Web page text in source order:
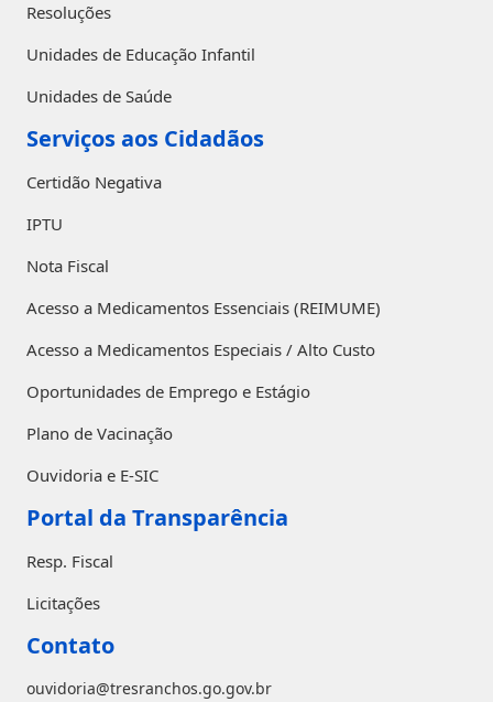
Resoluções
Unidades de Educação Infantil
Unidades de Saúde
Serviços aos Cidadãos
Certidão Negativa
IPTU
Nota Fiscal
Acesso a Medicamentos Essenciais (REIMUME)
Acesso a Medicamentos Especiais / Alto Custo
Oportunidades de Emprego e Estágio
Plano de Vacinação
Ouvidoria e E-SIC
Portal da Transparência
Resp. Fiscal
Licitações
Contato
ouvidoria@tresranchos.go.gov.br